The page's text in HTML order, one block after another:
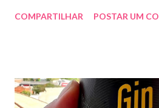
COMPARTILHAR
POSTAR UM